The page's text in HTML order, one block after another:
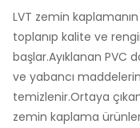
LVT zemin
toplanıp kalite ve
başlar.Ayıklanan PVC
ve yabancı maddelerin
temizlenir.Ortaya
zemin kaplama